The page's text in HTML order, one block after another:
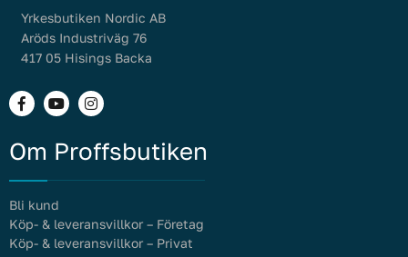
Yrkesbutiken Nordic AB
Aröds Industriväg 76
417 05 Hisings Backa
Om Proffsbutiken
Bli kund
Köp- & leveransvillkor – Företag
Köp- & leveransvillkor – Privat